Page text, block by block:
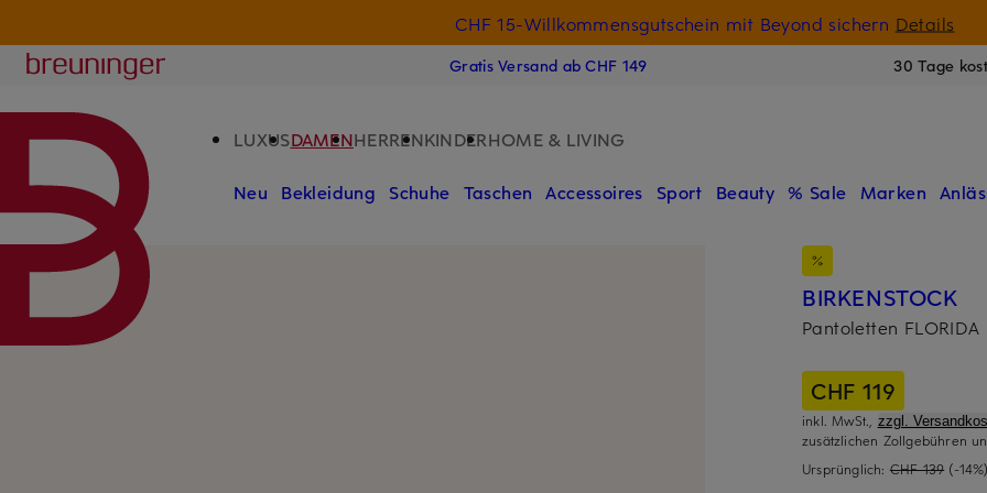
CHF 15-Willkommensgutschein mit Beyond sichern Details
Breuninger
Gratis Versand ab CHF 149 30 Tage
LUXUSDAMENHERRENKINDERHOME & LIVING
Neu Bekleidung Schuhe Taschen Accessoires Sport Beauty % Sale Marken
BIRKENSTOCK
Pantoletten FLORIDA
CHF 119
inkl. MwSt., zzgl.
zusätzlichen Zollgebühren
Ursprünglich: CHF 139 (-